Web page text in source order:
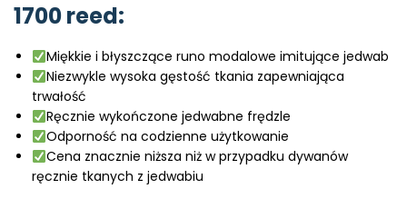
1700 reed:
Miękkie i błyszczące runo modalowe imitujące jedwab
Niezwykle wysoka gęstość tkania zapewniająca
trwałość
Ręcznie wykończone jedwabne frędzle
Odporność na codzienne użytkowanie
Cena znacznie niższa niż w przypadku dywanów
ręcznie tkanych z jedwabiu